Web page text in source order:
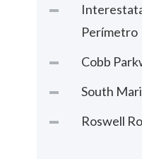
Perímetro
Cobb
South
Roswell